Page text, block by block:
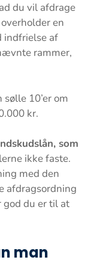
du vil afdrage
en
indfrielse af
rammer,
10’er om
kr.
som
ikke faste.
med den
afdragsordning
du er til at
man